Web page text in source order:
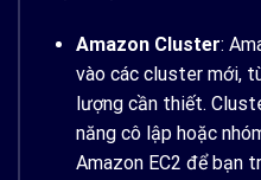
Amazon Cluster:
vào các cluster mới,
lượng cần thiết.
năng cô lập hoặc
Amazon EC2 để bạn